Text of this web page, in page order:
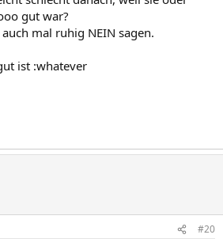
gut war?
mal ruhig NEIN sagen.
ist :whatever
#20